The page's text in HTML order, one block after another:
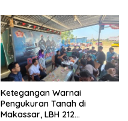
Ketegangan Warnai
Pengukuran Tanah di
Makassar, LBH 212